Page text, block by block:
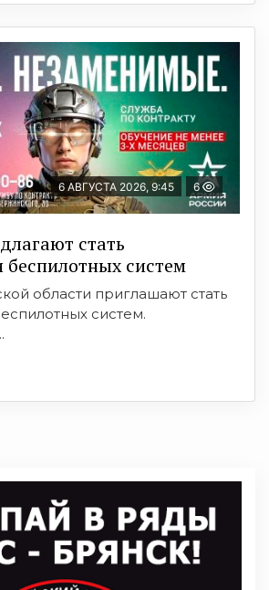
6 АВГУСТА 2026, 9:45 6
cтать
бeспилотных систeм
области приглашают стать
систем.